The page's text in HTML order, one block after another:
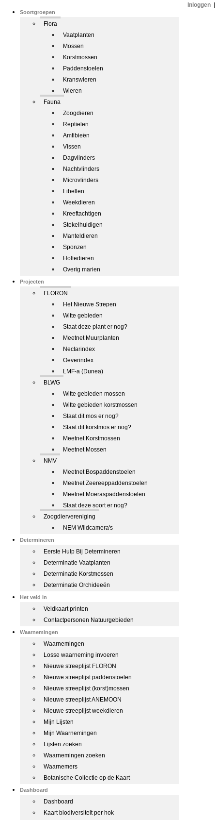
Soortgroepen
Flora
Vaatplanten
Mossen
Korstmossen
Paddenstoelen
Kranswieren
Wieren
Fauna
Zoogdieren
Reptielen
Amfibieën
Vissen
Dagvlinders
Nachtvlinders
Microvlinders
Libellen
Weekdieren
Kreeftachtigen
Stekelhuidigen
Manteldieren
Sponzen
Holtedieren
Overig marien
Projecten
FLORON
Het Nieuwe Strepen
Witte gebieden
Staat deze plant er nog?
Meetnet Muurplanten
Nectarindex
Oeverindex
LMF-a (Dunea)
BLWG
Witte gebieden mossen
Witte gebieden korstmossen
Staat dit mos er nog?
Staat dit korstmos er nog?
Meetnet Korstmossen
Meetnet Mossen
NMV
Meetnet Bospaddenstoelen
Meetnet Zeereeppaddenstoelen
Meetnet Moeraspaddenstoelen
Staat deze soort er nog?
Zoogdiervereniging
NEM Wildcamera's
Determineren
Eerste Hulp Bij Determineren
Determinatie Vaatplanten
Determinatie Korstmossen
Determinatie Orchideeën
Het veld in
Veldkaart printen
Contactpersonen Natuurgebieden
Waarnemingen
Waarnemingen
Losse waarneming invoeren
Nieuwe streeplijst FLORON
Nieuwe streeplijst paddenstoelen
Nieuwe streeplijst (korst)mossen
Nieuwe streeplijst ANEMOON
Nieuwe streeplijst weekdieren
Mijn Lijsten
Mijn Waarnemingen
Lijsten zoeken
Waarnemingen zoeken
Waarnemers
Botanische Collectie op de Kaart
Dashboard
Dashboard
Kaart biodiversiteit per hok
Inloggen